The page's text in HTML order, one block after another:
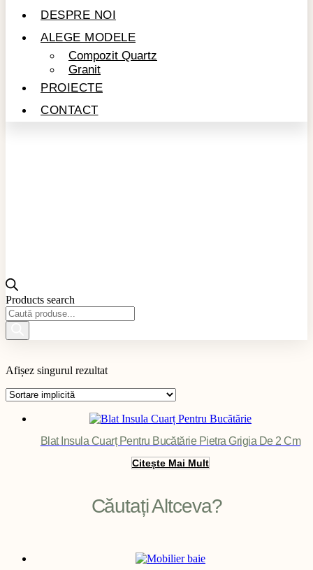
DESPRE NOI
ALEGE MODELE
Compozit Quartz
Granit
PROIECTE
CONTACT
Products search
Aplicație produs
Exterior / Interior produs
Afișez singurul rezultat
Blat Insula Cuarț Pentru Bucătărie Pietra Grigia De 2 Cm
Citește Mai Mult
Căutați Altceva?